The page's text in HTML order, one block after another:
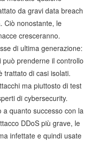
da gravi data breach
Ciò nonostante, le
cresceranno.
di ultima generazione:
prenderne il controllo
trattato di casi isolati.
ma piuttosto di test
di cybersecurity.
quanto successo con la
DDoS più grave, le
infettate e quindi usate